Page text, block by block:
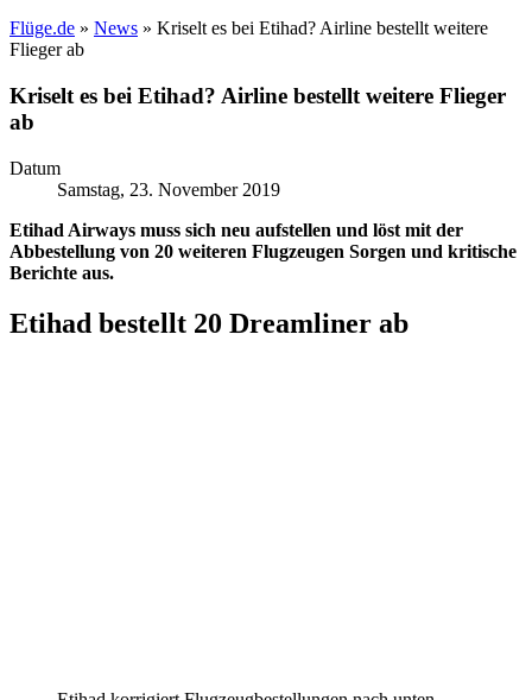
Flüge.de » News » Kriselt es bei Etihad? Airline bestellt weitere
Flieger ab
Kriselt es bei Etihad? Airline bestellt weitere Flieger
ab
Datum
Samstag, 23. November 2019
Etihad Airways muss sich neu aufstellen und löst mit der
Abbestellung von 20 weiteren Flugzeugen Sorgen und kritische
Berichte aus.
Etihad bestellt 20 Dreamliner ab